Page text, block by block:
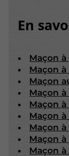
En
Maçon
Maçon
Maçon
Maçon
Maçon
Maçon
Maçon
Maçon
Maçon